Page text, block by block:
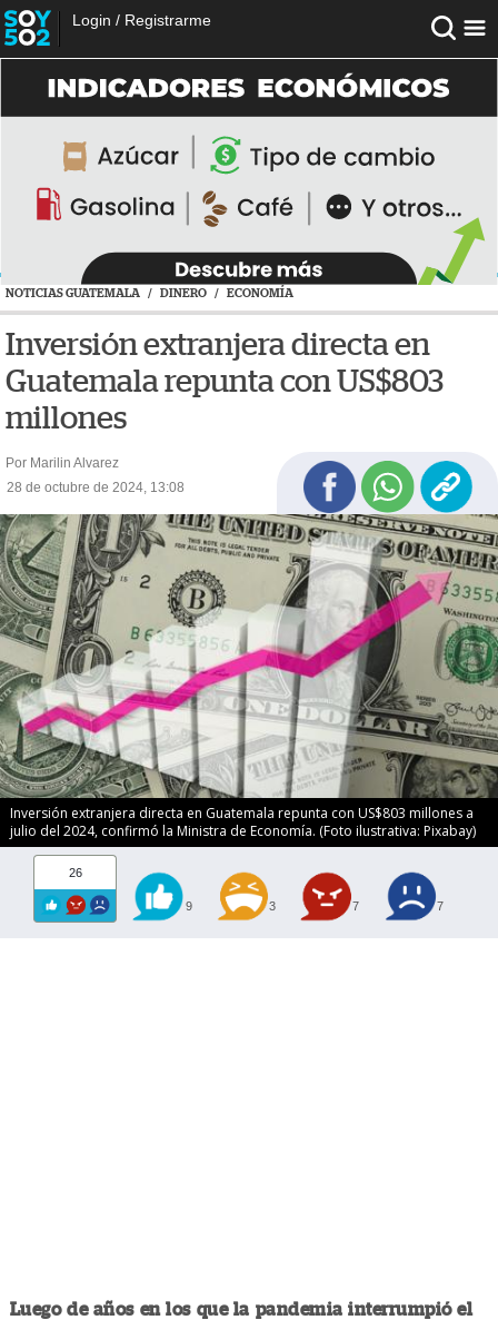
Login / Registrarme
NOTICIAS GUATEMALA / DINERO / ECONOMÍA
Inversión extranjera directa en
Guatemala repunta con US$803
millones
Por Marilin Alvarez
28 de octubre de 2024, 13:08
Inversión extranjera directa en Guatemala repunta con US$803 millones a
julio del 2024, confirmó la Ministra de Economía. (Foto ilustrativa: Pixabay)
26
9 3 7 7
Luego de años en los que la pandemia interrumpió el